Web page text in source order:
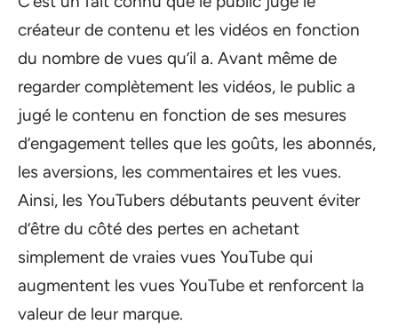
créateur de contenu et les vidéos en fonction
du nombre de vues qu’il a. Avant même de
regarder complètement les vidéos, le public a
jugé le contenu en fonction de ses mesures
d’engagement telles que les goûts, les abonnés,
les aversions, les commentaires et les vues.
Ainsi, les YouTubers débutants peuvent éviter
d’être du côté des pertes en achetant
simplement de vraies vues YouTube qui
augmentent les vues YouTube et renforcent la
valeur de leur marque.